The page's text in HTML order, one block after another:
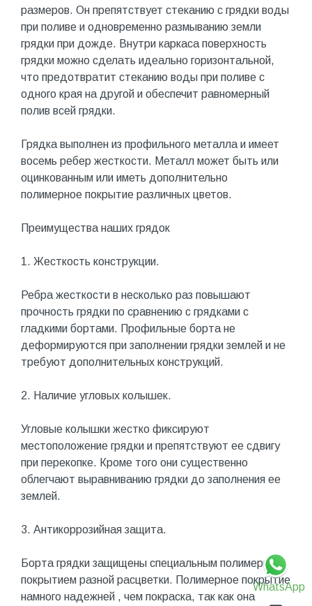
WhatsApp
размеров. Он препятствует стеканию с грядки воды
при поливе и одновременно размыванию земли
грядки при дожде. Внутри каркаса поверхность
грядки можно сделать идеально горизонтальной,
что предотвратит стеканию воды при поливе с
одного края на другой и обеспечит равномерный
полив всей грядки.
Грядка выполнен из профильного металла и имеет
восемь ребер жесткости. Металл может быть или
оцинкованным или иметь дополнительно
полимерное покрытие различных цветов.
Преимущества наших грядок
1. Жесткость конструкции.
Ребра жесткости в несколько раз повышают
прочность грядки по сравнению с грядками с
гладкими бортами. Профильные борта не
деформируются при заполнении грядки землей и не
требуют дополнительных конструкций.
2. Наличие угловых колышек.
Угловые колышки жестко фиксируют
местоположение грядки и препятствуют ее сдвигу
при перекопке. Кроме того они существенно
облегчают выравниванию грядки до заполнения ее
землей.
3. Антикоррозийная защита.
Борта грядки защищены специальным полимерным
покрытием разной расцветки. Полимерное покрытие
намного надежней , чем покраска, так как она